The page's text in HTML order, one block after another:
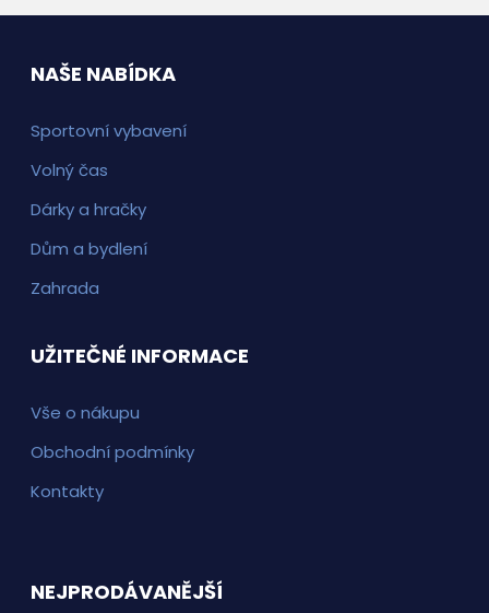
NAŠE NABÍDKA
Sportovní vybavení
Volný čas
Dárky a hračky
Dům a bydlení
Zahrada
UŽITEČNÉ INFORMACE
Vše o nákupu
Obchodní podmínky
Kontakty
NEJPRODÁVANĚJŠÍ